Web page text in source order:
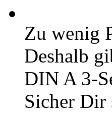
Zu wenig
Deshalb
DIN A 3-
Sicher Dir